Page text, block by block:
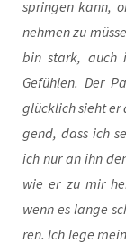
sprin­gen kann,
neh­men zu
bin stark, auch
Gefüh­len. Der
glück­lich sieht er
gend, dass ich
ich nur an ihn
wie er zu mir
wenn es lan­ge
ren. Ich lege